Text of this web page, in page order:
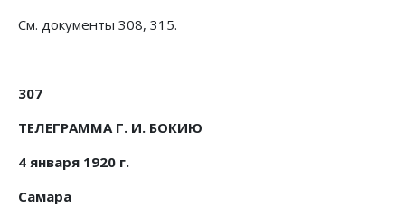
См. документы 308, 315.
307
ТЕЛЕГРАММА Г. И. БОКИЮ
4 января 1920 г.
Самара